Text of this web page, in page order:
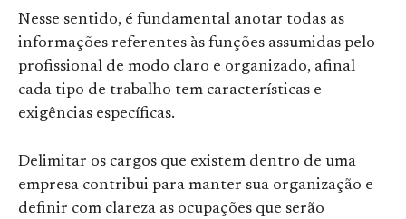
Nesse sentido, é fundamental anotar todas as
informações referentes às funções assumidas pelo
profissional de modo claro e organizado, afinal
cada tipo de trabalho tem características e
exigências específicas.
Delimitar os cargos que existem dentro de uma
empresa contribui para manter sua organização e
definir com clareza as ocupações que serão